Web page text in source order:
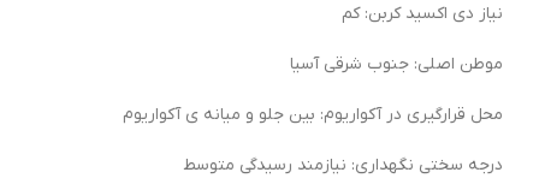
نیاز دی اکسید کربن: کم
موطن اصلی: جنوب شرقی آسیا
محل قرارگیری در آکواریوم: بین جلو و میانه ی آکواریوم
درجه سختی نگهداری: نیازمند رسیدگی متوسط